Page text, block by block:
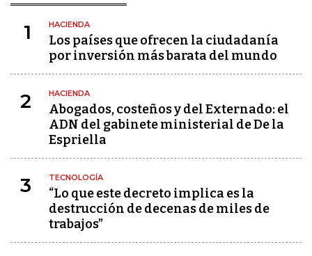
1 HACIENDA
Los países que ofrecen la ciudadanía
por inversión más barata del mundo
2 HACIENDA
Abogados, costeños y del Externado: el
ADN del gabinete ministerial de De la
Espriella
3 TECNOLOGÍA
“Lo que este decreto implica es la
destrucción de decenas de miles de
trabajos”